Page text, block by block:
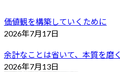
価値観を構築していくために
2026年7月17日
余計なことは省いて、本質を磨く
2026年7月13日